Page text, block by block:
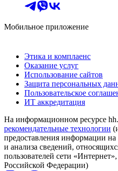
Мобильное приложение
Этика и комплаенс
Оказание услуг
Использование сайтов
Защита персональных
Пользовательское
ИТ аккредитация
На информационном ресурсе
рекомендательные технологии
предоставления информации на
и анализа сведений,
пользователей сети
Российской Федерации)